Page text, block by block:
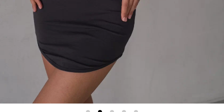
Спортивні
костюми
Толстовки
світшоти
сорочки